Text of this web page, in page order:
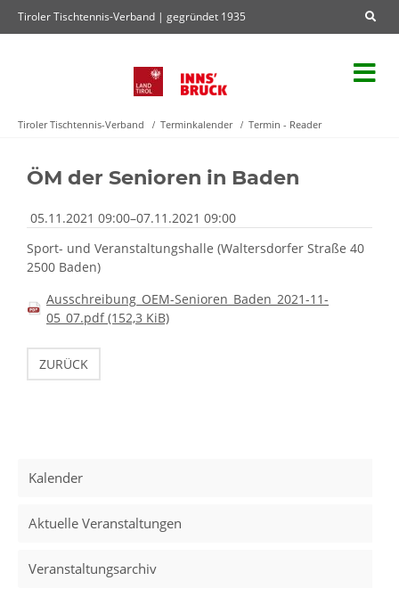
Tiroler Tischtennis-Verband | gegründet 1935
Tiroler Tischtennis-Verband Terminkalender Termin - Reader
ÖM der Senioren in Baden
05.11.2021 09:00–07.11.2021 09:00
Sport- und Veranstaltungshalle (Waltersdorfer Straße 40
2500 Baden)
Ausschreibung_OEM-Senioren_Baden_2021-11-
05_07.pdf(152,3 KiB)
ZURÜCK
Kalender
Aktuelle Veranstaltungen
Veranstaltungsarchiv